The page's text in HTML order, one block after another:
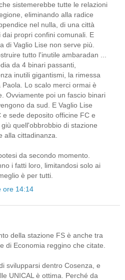
sistemerebbe tutte le relazioni
eliminando alla radice
nel nulla, di una città
propri confini comunali. E
di Vaglio Lise non serve più.
tutto l'inutile ambaradan ...
da 4 binari passanti,
inutili gigantismi, la rimessa
Lo scalo merci ormai è
Ovviamente poi un fascio binari
da sud. E Vaglio Lise
sede deposito officine FC e
quell'obbrobbio di stazione
alla cittadinanza.
da secondo momento.
i fatti loro, limitandosi solo ai
è per tutti.
ore 14:14
della stazione FS è anche tra
di Economia reggino che citate.
svilupparsi dentro Cosenza, e
UNICAL è ottima. Perché da